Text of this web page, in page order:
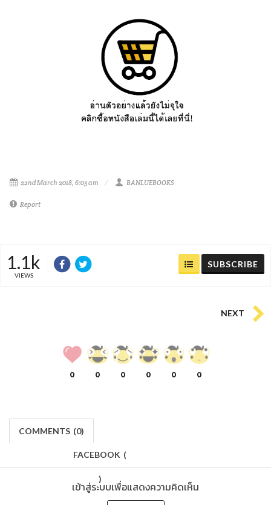
22nd March 2018, 6:03 am BANLUEBOOKS
Report
1.1k
VIEWS
SUBSCRIBE
NEXT
0 0 0 0 0 0
COMMENTS (0)
FACEBOOK (
)
เข้าสู่ระบบเพื่อแสดงความคิดเห็น